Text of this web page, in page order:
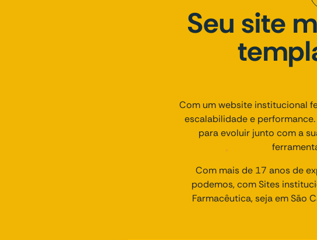
Seu site
Com um website institucional
escalabilidade e
para evoluir junto com a
Com mais de 17 anos de
podemos, com Sites
Farmacêutica, seja em São